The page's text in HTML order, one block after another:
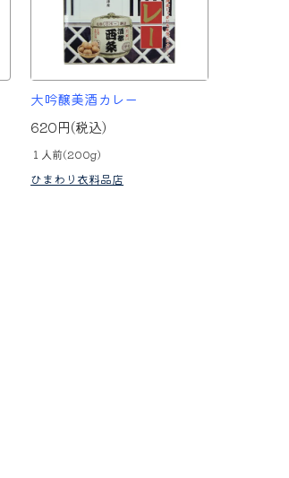
大吟醸美酒カレー
620円(税込)
１人前(200g)
ひまわり衣料品店